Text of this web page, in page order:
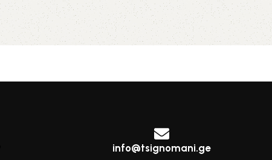
info@tsignomani.ge